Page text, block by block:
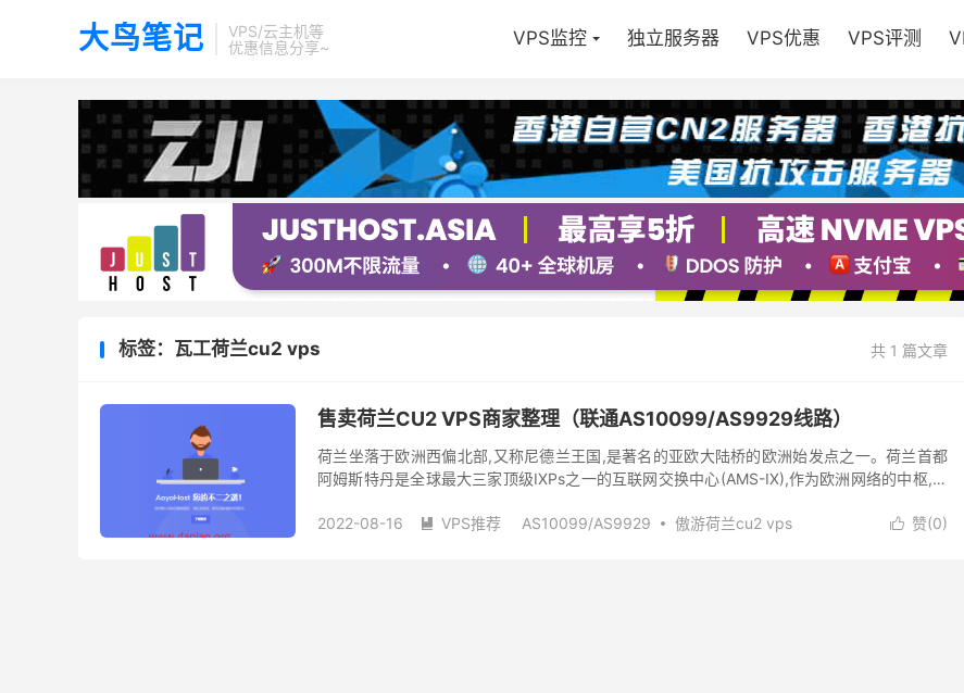
大鸟笔记
VPS/云主机等
优惠信息分享~
VPS监控 独立服务器 VPS优惠 VPS评测
共 1 篇文章
标签：瓦工荷兰cu2 vps
售卖荷兰CU2 VPS商家整理（联通AS10099/AS9929线路）
荷兰坐落于欧洲西偏北部,又称尼德兰王国,是著名的亚欧大陆桥的欧洲始发点之一。荷兰首都
阿姆斯特丹是全球最大三家顶级IXPs之一的互联网交换中心(AMS-IX),作为欧洲网络的中枢,拥
 赞(0)
2022-08-16  VPS推荐 AS10099/AS9929
傲游荷兰cu2 vps